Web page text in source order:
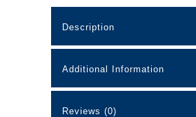
Description
Additional Information
Reviews (0)